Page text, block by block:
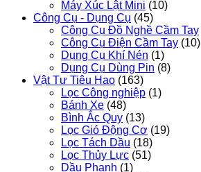
Máy Xúc Lật Mini (10)
Công Cụ - Dụng Cụ (45)
Công Cụ Đồ Nghề Cầm Tay
Công Cụ Điện Cầm Tay (10)
Dụng Cụ Khí Nén (1)
Dụng Cụ Dùng Pin (8)
Vật Tư Tiêu Hao (163)
Lọc Công nghiệp (1)
Bánh Xe (48)
Bình Ắc Quy (13)
Lọc Gió Động Cơ (19)
Lọc Tách Dầu (18)
Lọc Thủy Lực (51)
Dầu Phanh (1)